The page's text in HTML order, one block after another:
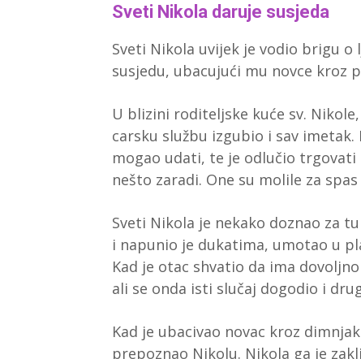
Sveti Nikola daruje susjeda
Sveti Nikola uvijek je vodio brigu
susjedu, ubacujući mu novce kroz
U blizini roditeljske kuće sv.
carsku službu izgubio i sav
mogao udati, te je odlučio
nešto zaradi. One su molile za
Sveti Nikola je nekako doznao za
i napunio je dukatima, umotao u
Kad je otac shvatio da ima
ali se onda isti slučaj dogodio i
Kad je ubacivao novac kroz
prepoznao Nikolu. Nikola ga je